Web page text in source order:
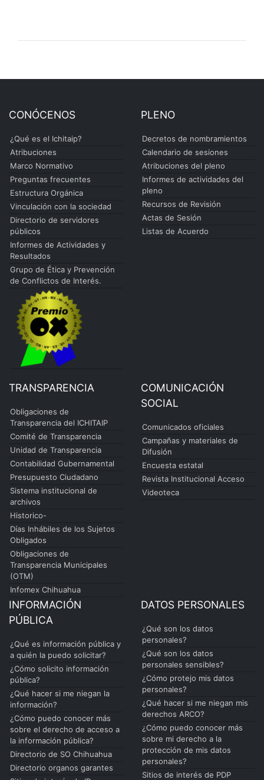
CONÓCENOS
¿Qué es el Ichitaip?
Atribuciones
Marco Normativo
Preguntas frecuentes
Estructura Orgánica
Vinculación con la sociedad
Directorio de servidores
públicos
Informes de Actividades y
Resultados
Grupo de Ética y Prevención
de Conflictos de Interés.
PLENO
Decretos de nombramientos
Calendario de sesiones
Atribuciones del pleno
Informes de actividades del
pleno
Recursos de Revisión
Actas de Sesión
Listas de Acuerdo
TRANSPARENCIA
Obligaciones de
Transparencia del ICHITAIP
Comité de Transparencia
Unidad de Transparencia
Contabilidad Gubernamental
Presupuesto Ciudadano
Sistema institucional de
archivos
Historico-
Días Inhábiles de los Sujetos
Obligados
Obligaciones de
Transparencia Municipales
(OTM)
Infomex Chihuahua
COMUNICACIÓN
SOCIAL
Comunicados oficiales
Campañas y materiales de
Difusión
Encuesta estatal
Revista Institucional Acceso
Videoteca
INFORMACIÓN
PÚBLICA
¿Qué es información pública y
a quién la puedo solicitar?
¿Cómo solicito información
pública?
¿Qué hacer si me niegan la
información?
¿Cómo puedo conocer más
sobre el derecho de acceso a
la información pública?
Directorio de SO Chihuahua
Directorio organos garantes
DATOS PERSONALES
¿Qué son los datos
personales?
¿Qué son los datos
personales sensibles?
¿Cómo protejo mis datos
personales?
¿Qué hacer si me niegan mis
derechos ARCO?
¿Cómo puedo conocer más
sobre mi derecho a la
protección de mis datos
personales?
Sitios de interés de PDP